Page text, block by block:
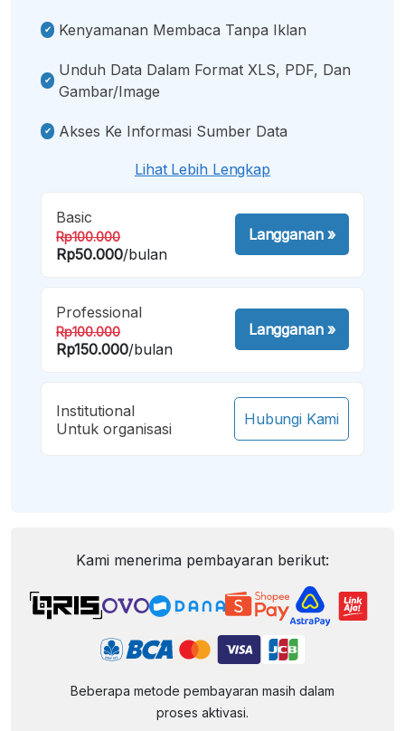
Kenyamanan Membaca Tanpa Iklan
Unduh Data Dalam Format XLS, PDF, Dan
Gambar/image
Akses Ke Informasi Sumber Data
Lihat Lebih Lengkap
Basic
Rp100.000
Rp50.000/bulan
Langganan»
Professional
Rp100.000
Rp150.000/bulan
Langganan»
Institutional
Untuk organisasi
Hubungi Kami
Kami menerima pembayaran berikut:
Beberapa metode pembayaran masih dalam
proses aktivasi.